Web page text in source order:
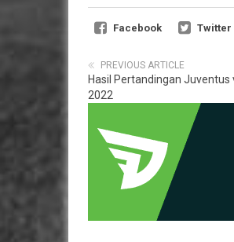
Facebook Twitter
PREVIOUS ARTICLE
Hasil Pertandingan Juventus
2022